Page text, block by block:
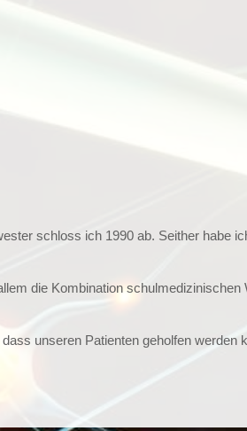
schloss ich 1990 ab. Seither habe
die Kombination
unseren Patienten geholfen